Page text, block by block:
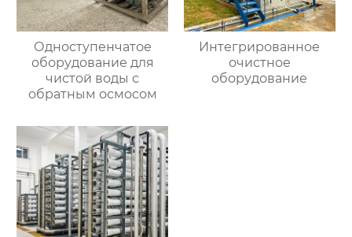
Одноступенчатое
оборудование для
чистой воды с
обратным осмосом
Интегрированное
очистное
оборудование